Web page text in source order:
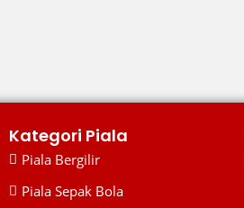
Kategori Piala
Piala Bergilir
Piala Sepak Bola